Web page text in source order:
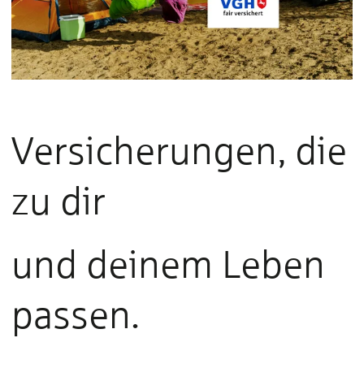
Versicherungen, die
zu dir
und deinem Leben
passen.